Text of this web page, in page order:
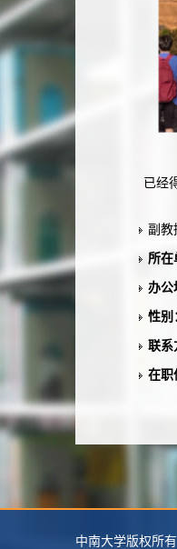
已经
副教
所在
办公
性别
联系
在职
中南大学版权所